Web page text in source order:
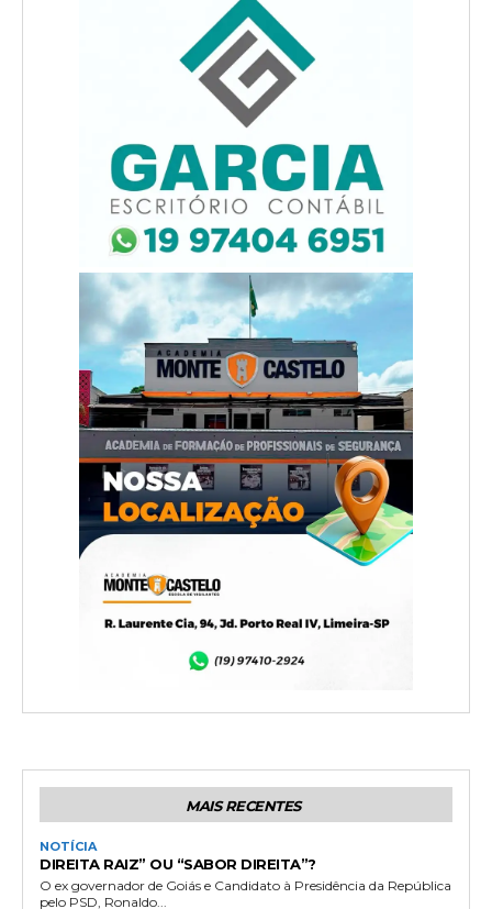
MAIS RECENTES
NOTÍCIA
DIREITA RAIZ” OU “SABOR DIREITA”?
O ex governador de Goiás e Candidato à Presidência da República
pelo PSD, Ronaldo...